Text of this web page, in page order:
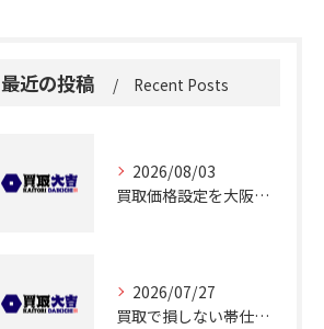
最近の投稿 Recent Posts
2026/08/03
買取価格設定を大阪府大阪市都島区友渕町で適正に行うための相場確認ポイント
2026/07/27
買取で損しない帯仕立て品の査定ポイントと価格アップのコツ解説